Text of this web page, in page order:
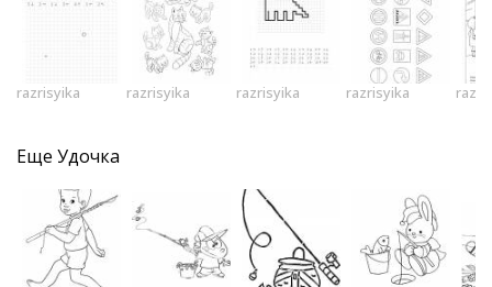
razrisyika razrisyika razrisyika razrisyika
Еще Удочка